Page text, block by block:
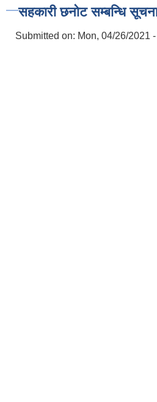
सहकारी छनोट सम्बन्धि
Submitted on: Mon, 04/26/2021